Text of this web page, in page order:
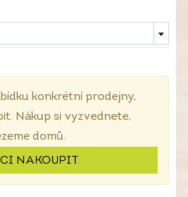
konkrétní prodejny,
Nákup si vyzvednete,
domů.
NAKOUPIT